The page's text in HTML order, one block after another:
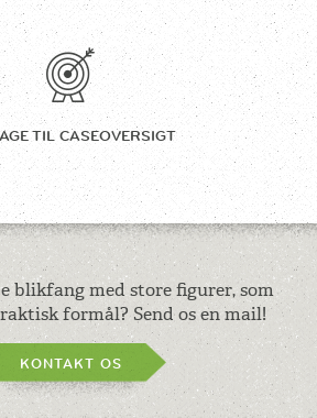
TILCASEOVERSIGT
blikfang med store figurer, som
formål? Send os en mail!
KONTAKT OS